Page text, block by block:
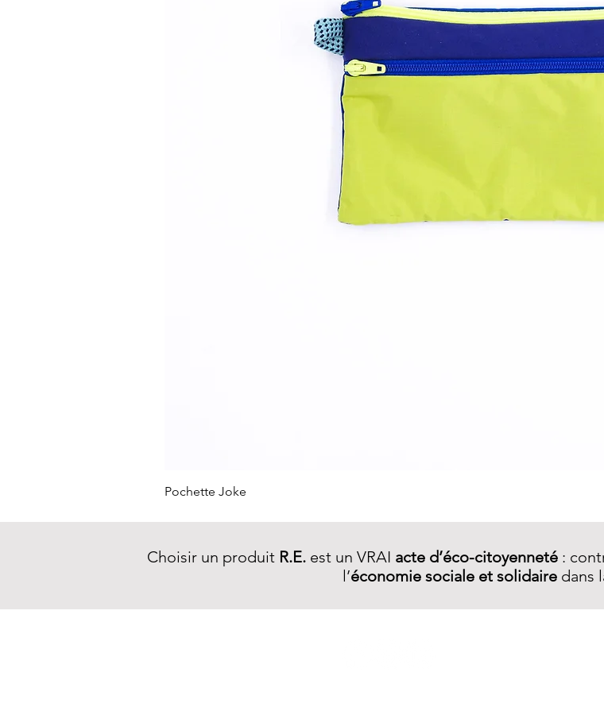
Pochette Joke
Choisir un produit R.E.est un VRAI acte d’éco-citoyenneté:
l’économie sociale et solidaire dans